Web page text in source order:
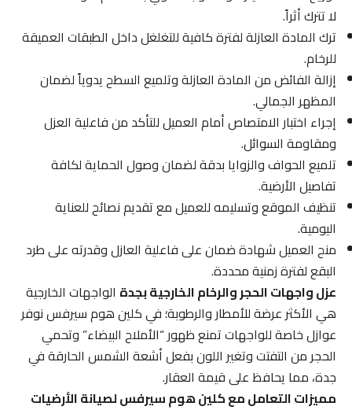
لا تترك أثراً.
ترك المادة العازلة لفترة كافية للتغلغل داخل الطبقات العميقة
للرخام.
إزالة الفائض من المادة العازلة وتلميع السطح يدوياً لضمان
المظهر الجمالي.
إجراء اختبار الامتصاص أمام العميل للتأكد من فاعلية العزل
ومقاومة السوائل.
تلميع الحواف والزوايا بدقة لضمان وصول الحماية لكافة
تفاصيل الأرضية.
تنظيف الموقع وتسليمه للعميل مع تقديم نصائح للعناية
اليومية.
منح العميل شهادة ضمان على فاعلية العازل وقدرته على طرد
البقع لفترة زمنية محددة.
عزل واجهات الحجر والرخام الخارجية بجدةالواجهات الخارجية
هي الأكثر عرضة للأمطار والرطوبة؛ في كلين هوم سيرفس نوفر
عوازل خاصة للواجهات تمنع ظهور “الأملاح البيضاء” وتحمي
الحجر من التفتت وتغير اللون بفعل أشعة الشمس الحارقة في
جدة، مما يحافظ على قيمة العقار.
مميزات التعامل مع كلين هوم سيرفس لصيانة الأرضيات